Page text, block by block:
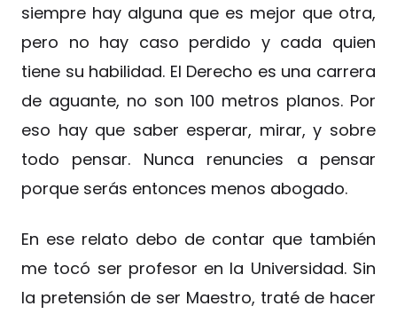
siempre hay alguna que es mejor que otra,
pero no hay caso perdido y cada quien
tiene su habilidad. El Derecho es una carrera
de aguante, no son 100 metros planos. Por
eso hay que saber esperar, mirar, y sobre
todo pensar. Nunca renuncies a pensar
porque serás entonces menos abogado.
En ese relato debo de contar que también
me tocó ser profesor en la Universidad. Sin
la pretensión de ser Maestro, traté de hacer